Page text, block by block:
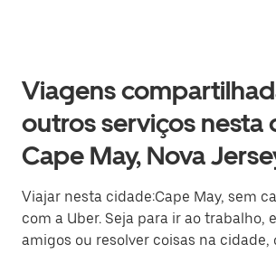
Viagens
outros serviços nesta
Cape May, Nova
Viajar nesta cidade:Cape May, sem
com a Uber. Seja para ir ao trabalho,
amigos ou resolver coisas na cidade,